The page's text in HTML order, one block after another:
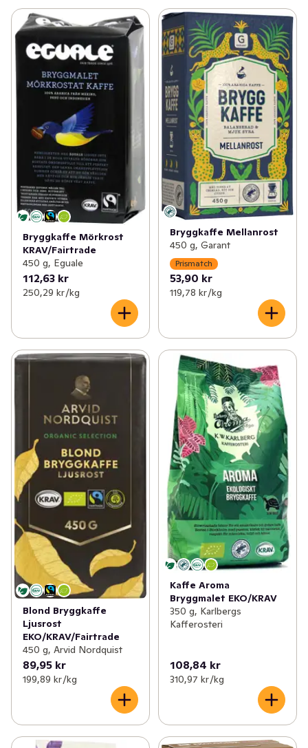
Bryggkaffe Mörkrost
KRAV/Fairtrade
450 g, Eguale
112,63 kr
250,29 kr /kg
Bryggkaffe Mellanrost
450 g, Garant
Prismatch
53,90 kr
119,78 kr /kg
Blond Bryggkaffe
Ljusrost
EKO/KRAV/Fairtrade
450 g, Arvid Nordquist
89,95 kr
199,89 kr /kg
Kaffe Aroma
Bryggmalet EKO/KRAV
350 g, Karlbergs
Kafferosteri
108,84 kr
310,97 kr /kg